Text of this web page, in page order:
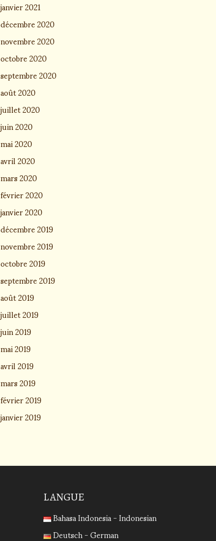
janvier 2021
décembre 2020
novembre 2020
octobre 2020
septembre 2020
août 2020
juillet 2020
juin 2020
mai 2020
avril 2020
mars 2020
février 2020
janvier 2020
décembre 2019
novembre 2019
octobre 2019
septembre 2019
août 2019
juillet 2019
juin 2019
mai 2019
avril 2019
mars 2019
février 2019
janvier 2019
LANGUE
Bahasa Indonesia - Indonesian
Deutsch - German